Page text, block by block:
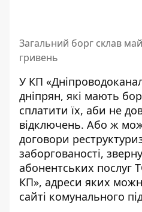
Загальний борг склав
гривень
У КП
дніпрян, які мають
сплатити їх, аби не
відключень. Або ж
договори
заборгованості,
абонентських послуг
КП», адреси яких
сайті комунального